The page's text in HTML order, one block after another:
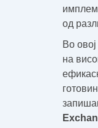
од
Во
на